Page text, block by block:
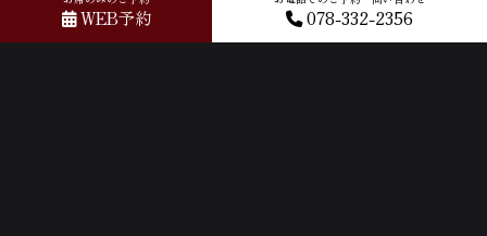
WEB予約 078-332-2356